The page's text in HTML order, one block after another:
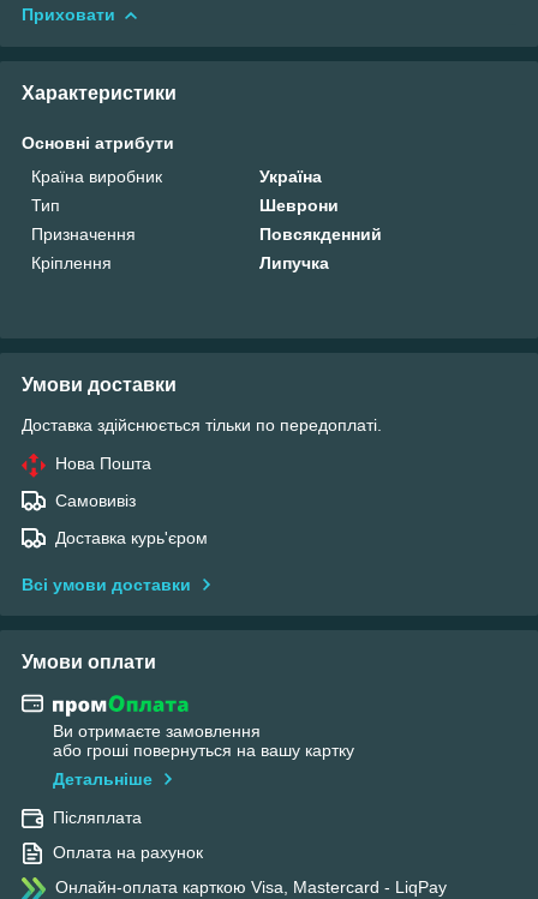
Приховати
Характеристики
Основні атрибути
Країна виробник
Україна
Тип
Шеврони
Призначення
Повсякденний
Кріплення
Липучка
Умови доставки
Доставка здійснюється тільки по передоплаті.
Нова Пошта
Самовивіз
Доставка курь'єром
Всі умови доставки
Умови оплати
Ви отримаєте замовлення
або гроші повернуться на вашу картку
Детальніше
Післяплата
Оплата на рахунок
Онлайн-оплата карткою Visa, Mastercard - LiqPay